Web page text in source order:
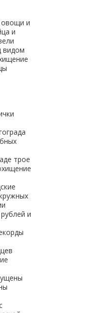
овощи и
и
видом
трое
и